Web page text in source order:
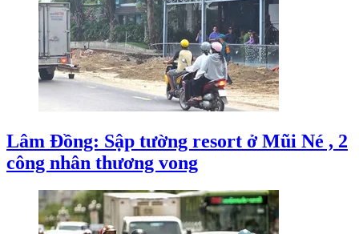
Lâm Đồng: Sập tường resort ở Mũi Né , 2
công nhân thương vong